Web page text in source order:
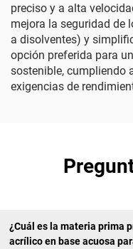
preciso y a alta
mejora la seguridad de
a disolventes) y
opción preferida para
sostenible, cumpliendo
exigencias de
¿Cuál es la materia prima
acrílico en base acuosa